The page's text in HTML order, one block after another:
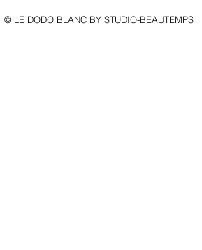
© LE DODO BLANC BY STUDIO-BEAUTEMPS